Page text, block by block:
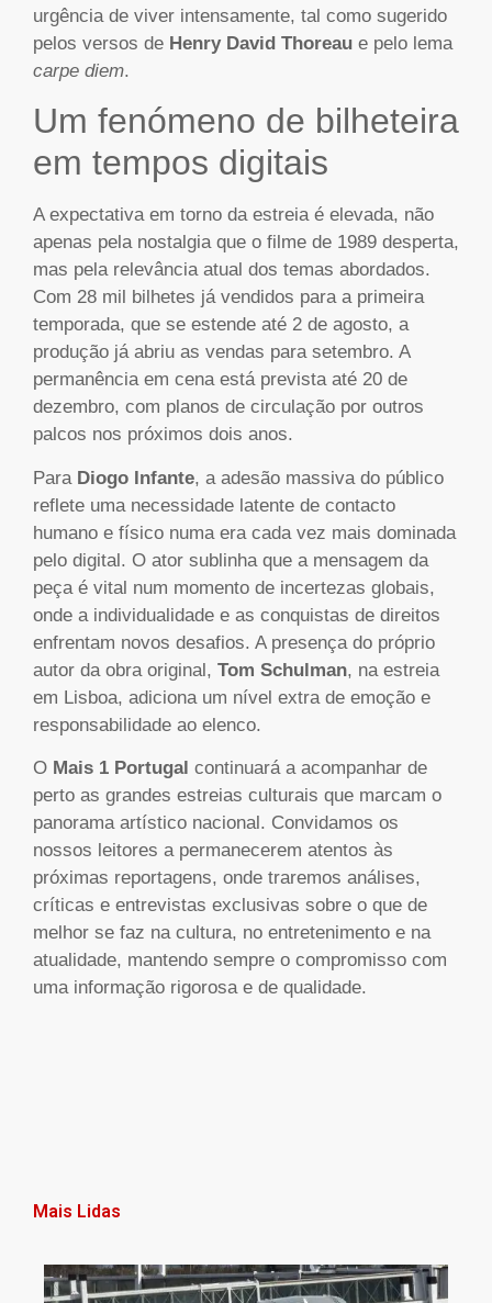
urgência de viver intensamente, tal como sugerido
pelos versos de Henry David Thoreau e pelo lema
carpe diem.
Um fenómeno de bilheteira
em tempos digitais
A expectativa em torno da estreia é elevada, não
apenas pela nostalgia que o filme de 1989 desperta,
mas pela relevância atual dos temas abordados.
Com 28 mil bilhetes já vendidos para a primeira
temporada, que se estende até 2 de agosto, a
produção já abriu as vendas para setembro. A
permanência em cena está prevista até 20 de
dezembro, com planos de circulação por outros
palcos nos próximos dois anos.
Para Diogo Infante, a adesão massiva do público
reflete uma necessidade latente de contacto
humano e físico numa era cada vez mais dominada
pelo digital. O ator sublinha que a mensagem da
peça é vital num momento de incertezas globais,
onde a individualidade e as conquistas de direitos
enfrentam novos desafios. A presença do próprio
autor da obra original, Tom Schulman, na estreia
em Lisboa, adiciona um nível extra de emoção e
responsabilidade ao elenco.
O Mais 1 Portugal continuará a acompanhar de
perto as grandes estreias culturais que marcam o
panorama artístico nacional. Convidamos os
nossos leitores a permanecerem atentos às
próximas reportagens, onde traremos análises,
críticas e entrevistas exclusivas sobre o que de
melhor se faz na cultura, no entretenimento e na
atualidade, mantendo sempre o compromisso com
uma informação rigorosa e de qualidade.
Mais Lidas